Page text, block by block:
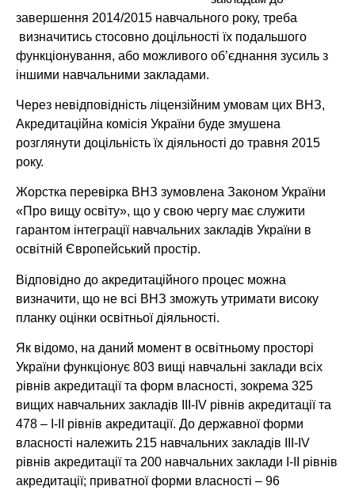
завершення 2014/2015 навчального року, треба
визначитись стосовно доцільності їх подальшого
функціонування, або можливого об’єднання зусиль з
іншими навчальними закладами.
Через невідповідність ліцензійним умовам цих ВНЗ,
Акредитаційна комісія України буде змушена
розглянути доцільність їх діяльності до травня 2015
року.
Жорстка перевірка ВНЗ зумовлена Законом України
«Про вищу освіту», що у свою чергу має служити
гарантом інтеграції навчальних закладів України в
освітній Європейський простір.
Відповідно до акредитаційного процес можна
визначити, що не всі ВНЗ зможуть утримати високу
планку оцінки освітньої діяльності.
Як відомо, на даний момент в освітньому просторі
України функціонує 803 вищі навчальні заклади всіх
рівнів акредитації та форм власності, зокрема 325
вищих навчальних закладів ІІІ-ІV рівнів акредитації та
478 – І-ІІ рівнів акредитації. До державної форми
власності належить 215 навчальних закладів ІІІ-IV
рівнів акредитації та 200 навчальних заклади І-ІІ рівнів
акредитації; приватної форми власності – 96